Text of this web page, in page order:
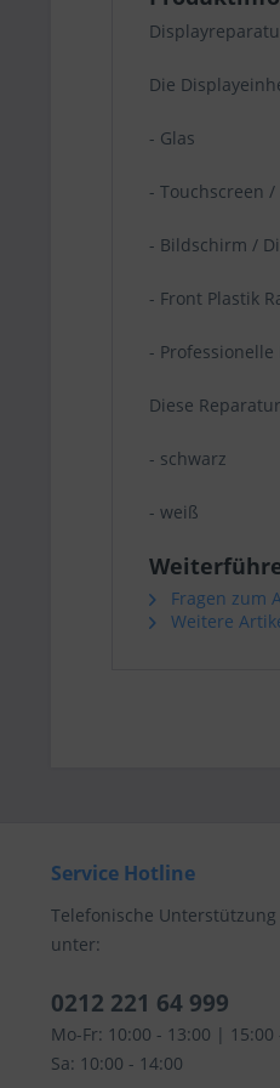
Die
- Glas
- Touchscreen
- Bildschirm /
- Front Plastik
-
Diese
- schwarz
- weiß
Fragen zum
Weitere
Service Hotline
Telefonische
unter:
0212 221 64 999
Mo-Fr: 10:00 - 13:00 | 15:00
Sa: 10:00 - 14:00